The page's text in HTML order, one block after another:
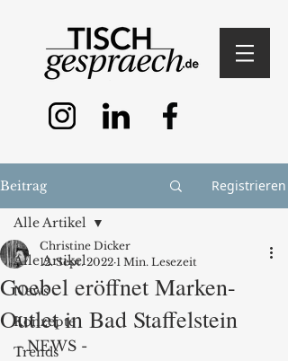
Beitrag Registrieren
Alle Artikel
News
Konzepte
Trends
Alle Artikel
Goebel eröffnet Marken-
Outlet in Bad Staffelstein
Christine Dicker
12. Sept. 2022 1 Min. Lesezeit
- NEWS -